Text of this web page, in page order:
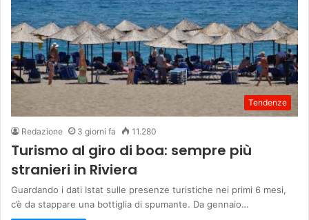
Tendenze
Redazione 3 giorni fa 11.280
Turismo al giro di boa: sempre più
stranieri in Riviera
Guardando i dati Istat sulle presenze turistiche nei primi 6 mesi,
c’è da stappare una bottiglia di spumante. Da gennaio…